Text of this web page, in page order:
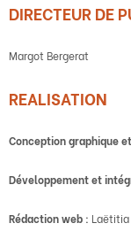
DIRECTEUR DE
Margot Bergerat
REALISATION
Conception graphique
Développement et
Rédaction web :